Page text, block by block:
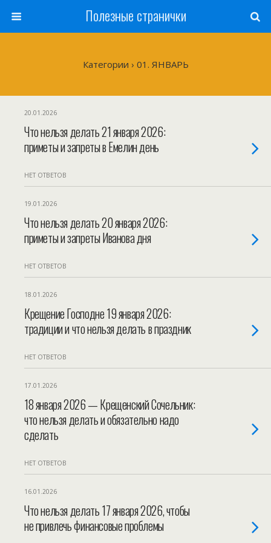
Полезные странички
Категории › 01. ЯНВАРЬ
20.01.2026
Что нельзя делать 21 января 2026:
приметы и запреты в Емелин день
НЕТ ОТВЕТОВ
19.01.2026
Что нельзя делать 20 января 2026:
приметы и запреты Иванова дня
НЕТ ОТВЕТОВ
18.01.2026
Крещение Господне 19 января 2026:
традиции и что нельзя делать в праздник
НЕТ ОТВЕТОВ
17.01.2026
18 января 2026 — Крещенский Сочельник:
что нельзя делать и обязательно надо
сделать
НЕТ ОТВЕТОВ
16.01.2026
Что нельзя делать 17 января 2026, чтобы
не привлечь финансовые проблемы